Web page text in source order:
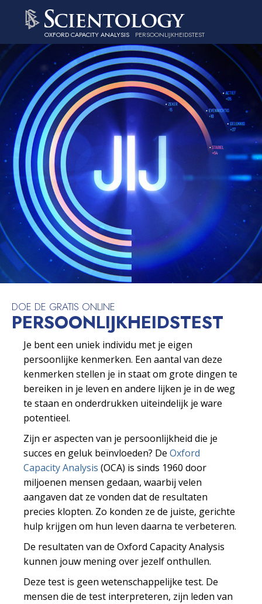
OXFORD CAPACITY ANALYSIS PERSOONLIJKHEIDSTEST
DOE DE GRATIS ONLINE
PERSOONLIJKHEIDS­TEST
Je bent een uniek individu met je eigen
persoonlijke kenmerken. Een aantal van deze
kenmerken stellen je in staat om grote dingen te
bereiken in je leven en andere lijken je in de weg
te staan en onderdrukken uiteindelijk je ware
potentieel.
Zijn er aspecten van je persoonlijkheid die je
succes en geluk beïnvloeden? De Oxford
Capacity Analysis (OCA) is sinds 1960 door
miljoenen mensen gedaan, waarbij velen
aangaven dat ze vonden dat de resultaten
precies klopten. Zo konden ze de juiste, gerichte
hulp krijgen om hun leven daarna te verbeteren.
De resultaten van de Oxford Capacity Analysis
kunnen jouw mening over jezelf onthullen.
Deze test is geen wetenschappelijke test. De
mensen die de test interpreteren, zijn leden van